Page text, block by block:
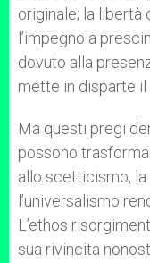
originale; la libertà
l’impegno a
dovuto alla
mette in disparte
Ma questi pregi
possono
allo scetticismo, la
l’universalismo
L’ethos
sua rivincita